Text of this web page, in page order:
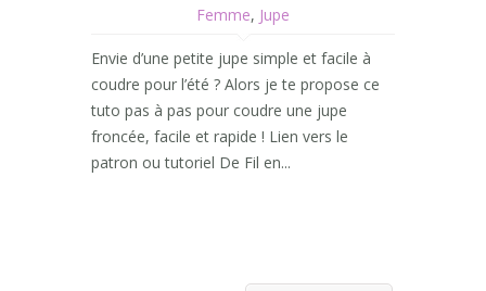
Femme, Jupe
Envie d’une petite jupe simple et facile à
coudre pour l’été ? Alors je te propose ce
tuto pas à pas pour coudre une jupe
froncée, facile et rapide ! Lien vers le
patron ou tutoriel De Fil en...